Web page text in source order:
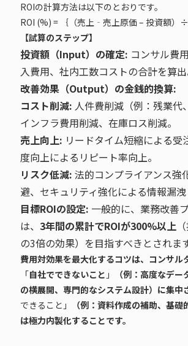
ROIの計算方法は以下のとおりです。
ROI (%) = ｛（売上‐売上原価 – 投資額
【試算のステップ】
投資額（Input）の確定: コンサル費
入費用、社内工数コストの合計を算出
改善効果（Output）の金銭的換算:
コスト削減: 人件費削減（例：残業代
インフラ費用削減、在庫ロス削減。
売上向上: リードタイム短縮による受
度向上によるリピート率向上。
リスク低減: 法的コンプライアンス強
避、セキュリティ強化による情報漏洩
目標ROIの設定: 一般的に、業務改善
は、 3年間の累計でROIが300%以上
の3倍の効果）を目指すべきとされます
費用対効果を最大化するコツは、コンサル
「自社でできないこと 」
（例：高度なデ
の横展開、専門的なシステム設計）に集中
できること」
（例：資料作成の補助、基礎
は極力内製化することです。